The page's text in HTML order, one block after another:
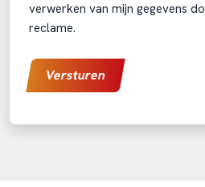
verwerken van mijn gegevens
reclame.